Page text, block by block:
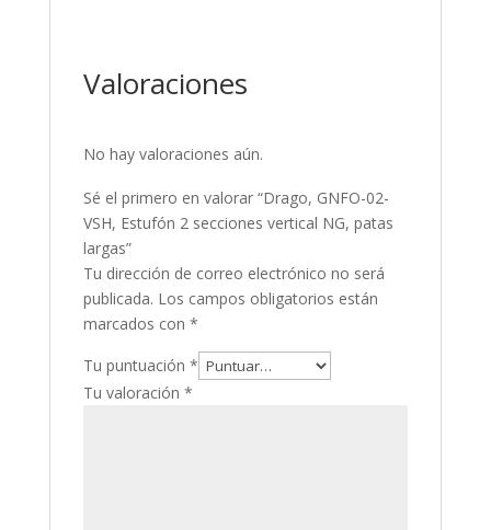
Valoraciones
No hay valoraciones aún.
Sé el primero en valorar “Drago, GNFO-02-
VSH, Estufón 2 secciones vertical NG, patas
largas”
Tu dirección de correo electrónico no será
publicada. Los campos obligatorios están
marcados con *
Tu puntuación *
Tu valoración *